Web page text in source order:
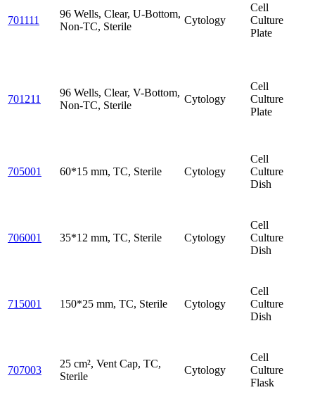
701111
96 Wells, Clear, U-Bottom,
Non-TC, Sterile
Cytology
Cell
Culture
Plate
701211
96 Wells, Clear, V-Bottom,
Non-TC, Sterile
Cytology
Cell
Culture
Plate
705001 60*15 mm, TC, Sterile Cytology
Cell
Culture
Dish
706001 35*12 mm, TC, Sterile Cytology
Cell
Culture
Dish
715001 150*25 mm, TC, Sterile Cytology
Cell
Culture
Dish
707003
25 cm², Vent Cap, TC,
Sterile
Cytology
Cell
Culture
Flask